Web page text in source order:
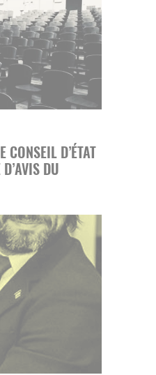
CONSEIL D’ÉTAT
DU